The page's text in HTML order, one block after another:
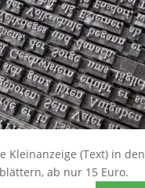
Kleinanzeige (Text) in den
ab nur 15 Euro.